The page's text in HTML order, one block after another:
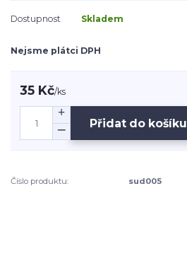
Dostupnost Skladem
Nejsme plátci DPH
35 Kč/ks
Přidat do košíku
Číslo produktu: sud005